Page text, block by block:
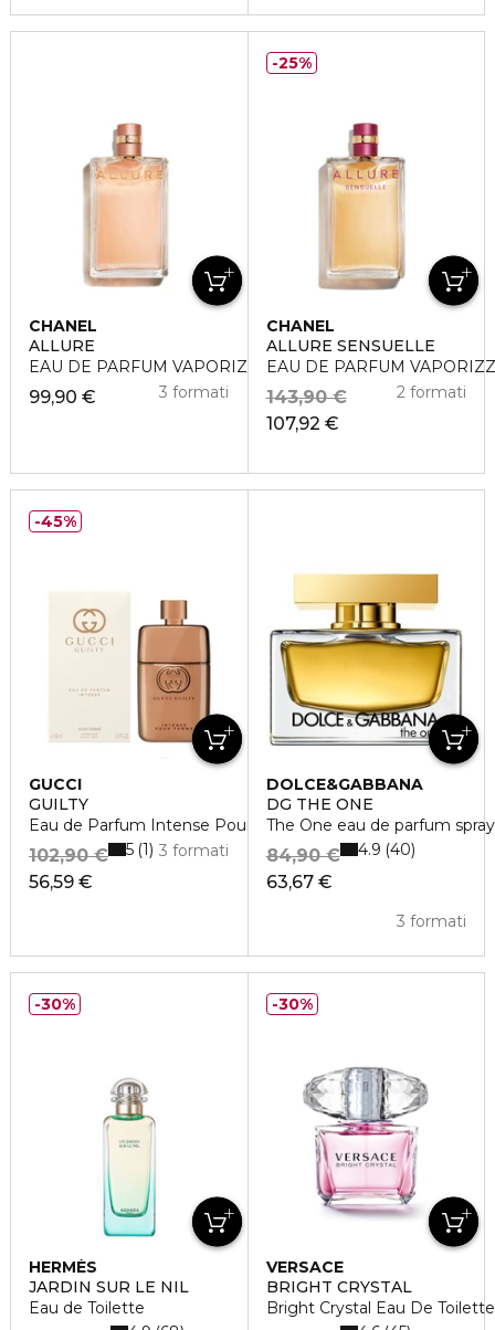
CHANEL
ALLURE
EAU DE PARFUM VAPORIZZATORE
99,90 € 3 formati
CHANEL
ALLURE SENSUELLE
EAU DE PARFUM
107,92 €
143,90 € 2 formati
25%
GUCCI
GUILTY
Eau de Parfum Intense Pour Femme
56,59 €
102,90 € 3 formati
5 1
45%
DOLCE&GABBANA
DG THE ONE
The One eau de parfum spray
63,67 €
84,90 €
3 formati
4.9 40
HERMÈS
JARDIN SUR LE NIL
Eau de Toilette
30%
VERSACE
BRIGHT CRYSTAL
Bright Crystal Eau De
30%